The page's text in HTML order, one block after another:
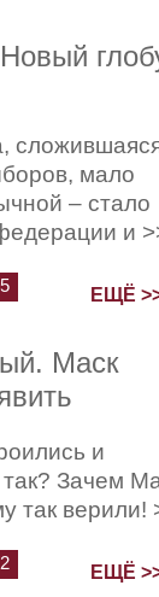
мало
– стало
и
ЕЩЁ
Маск
и
Зачем
так верили!
ЕЩЁ